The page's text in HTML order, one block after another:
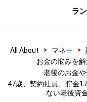
（5）働き方について
正社員になる見込
で清掃なり何なり
す。普通体型です
費が病院代です）心
炎などもあり将来
ラ
All About > マネー >
お金の悩みを
老後のお金
47歳、契約社員、貯金
ない老後資